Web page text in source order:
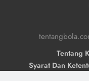
Tentang
Syarat Dan